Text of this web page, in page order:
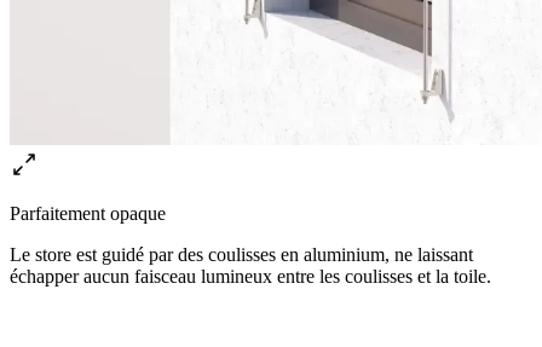
Parfaitement opaque
Le store est guidé par des coulisses en aluminium, ne laissant
échapper aucun faisceau lumineux entre les coulisses et la toile.